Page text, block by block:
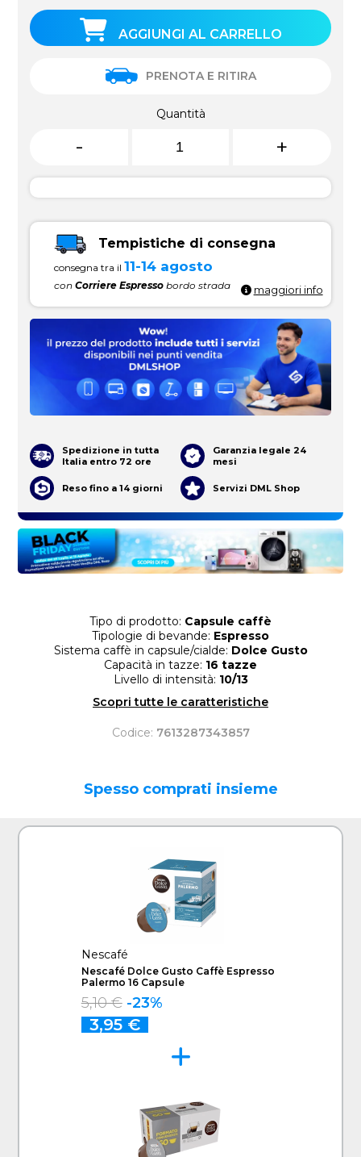
Tipo di prodotto: Capsule caffè
Tipologie di bevande: Espresso
Sistema caffè in capsule/cialde: Dolce Gusto
Capacità in tazze: 16 tazze
Livello di intensità: 10/13
Scopri tutte le caratteristiche
Codice: 7613287343857
AGGIUNGI AL CARRELLO
PRENOTA E RITIRA
Quantità
- +
Tempistiche di consegna
consegna tra il 11-14 agosto
conCorriere Espresso bordo strada maggiori info
Spedizione in tutta
Italia entro 72 ore
Garanzia legale 24
mesi
Reso fino a 14 giorni Servizi DML Shop
Spesso comprati insieme
Nescafé
Nescafé Dolce Gusto Caffè Espresso
Palermo 16 Capsule
5,10 € -23%
3,95 €